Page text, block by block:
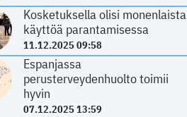
Kosketuksella olisi monenlaista
käyttöä parantamisessa
11.12.2025 09:58
Espanjassa
perusterveydenhuolto toimii
hyvin
07.12.2025 13:59